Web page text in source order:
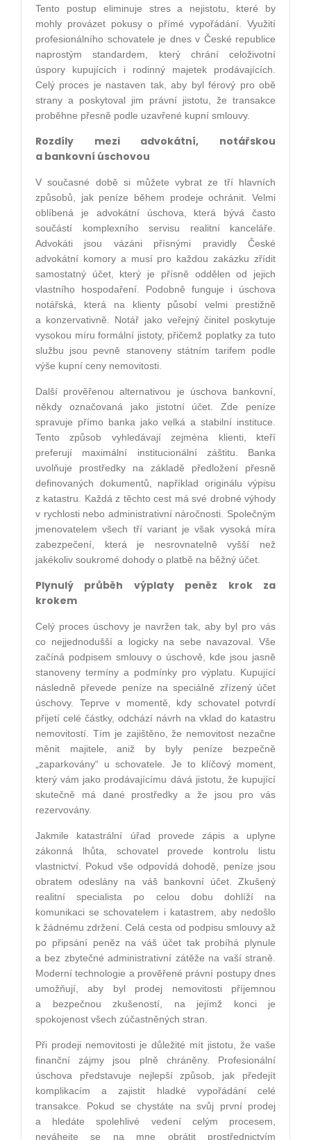
Tento postup eliminuje stres a nejistotu, které by
mohly provázet pokusy o přímé vypořádání. Využití
profesionálního schovatele je dnes v České republice
naprostým standardem, který chrání celoživotní
úspory kupujících i rodinný majetek prodávajících.
Celý proces je nastaven tak, aby byl férový pro obě
strany a poskytoval jim právní jistotu, že transakce
proběhne přesně podle uzavřené kupní smlouvy.
Rozdíly mezi advokátní, notářskou
a bankovní úschovou
V současné době si můžete vybrat ze tří hlavních
způsobů, jak peníze během prodeje ochránit. Velmi
oblíbená je advokátní úschova, která bývá často
součástí komplexního servisu realitní kanceláře.
Advokáti jsou vázáni přísnými pravidly České
advokátní komory a musí pro každou zakázku zřídit
samostatný účet, který je přísně oddělen od jejich
vlastního hospodaření. Podobně funguje i úschova
notářská, která na klienty působí velmi prestižně
a konzervativně. Notář jako veřejný činitel poskytuje
vysokou míru formální jistoty, přičemž poplatky za tuto
službu jsou pevně stanoveny státním tarifem podle
výše kupní ceny nemovitosti.
Další prověřenou alternativou je úschova bankovní,
někdy označovaná jako jistotní účet. Zde peníze
spravuje přímo banka jako velká a stabilní instituce.
Tento způsob vyhledávají zejména klienti, kteří
preferují maximální institucionální záštitu. Banka
uvolňuje prostředky na základě předložení přesně
definovaných dokumentů, například originálu výpisu
z katastru. Každá z těchto cest má své drobné výhody
v rychlosti nebo administrativní náročnosti. Společným
jmenovatelem všech tří variant je však vysoká míra
zabezpečení, která je nesrovnatelně vyšší než
jakékoliv soukromé dohody o platbě na běžný účet.
Plynulý průběh výplaty peněz krok za
krokem
Celý proces úschovy je navržen tak, aby byl pro vás
co nejjednodušší a logicky na sebe navazoval. Vše
začíná podpisem smlouvy o úschově, kde jsou jasně
stanoveny termíny a podmínky pro výplatu. Kupující
následně převede peníze na speciálně zřízený účet
úschovy. Teprve v momentě, kdy schovatel potvrdí
přijetí celé částky, odchází návrh na vklad do katastru
nemovitostí. Tím je zajištěno, že nemovitost nezačne
měnit majitele, aniž by byly peníze bezpečně
„zaparkovány“ u schovatele. Je to klíčový moment,
který vám jako prodávajícímu dává jistotu, že kupující
skutečně má dané prostředky a že jsou pro vás
rezervovány.
Jakmile katastrální úřad provede zápis a uplyne
zákonná lhůta, schovatel provede kontrolu listu
vlastnictví. Pokud vše odpovídá dohodě, peníze jsou
obratem odeslány na váš bankovní účet. Zkušený
realitní specialista po celou dobu dohlíží na
komunikaci se schovatelem i katastrem, aby nedošlo
k žádnému zdržení. Celá cesta od podpisu smlouvy až
po připsání peněz na váš účet tak probíhá plynule
a bez zbytečné administrativní zátěže na vaší straně.
Moderní technologie a prověřené právní postupy dnes
umožňují, aby byl prodej nemovitosti příjemnou
a bezpečnou zkušeností, na jejímž konci je
spokojenost všech zúčastněných stran.
Při prodeji nemovitosti je důležité mít jistotu, že vaše
finanční zájmy jsou plně chráněny. Profesionální
úschova představuje nejlepší způsob, jak předejít
komplikacím a zajistit hladké vypořádání celé
transakce. Pokud se chystáte na svůj první prodej
a hledáte spolehlivé vedení celým procesem,
neváhejte se na mne obrátit prostřednictvím